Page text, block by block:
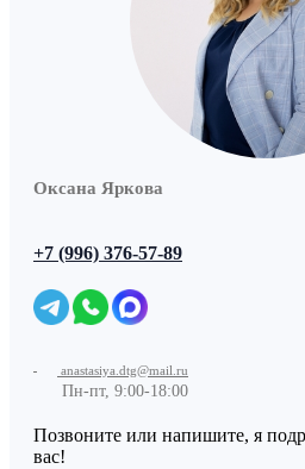
Оксана Яркова
+7 (996) 376-57-89
anastasiya.dtg@mail.ru
Пн-пт, 9:00-18:00
Позвоните или напишите, я
вас!